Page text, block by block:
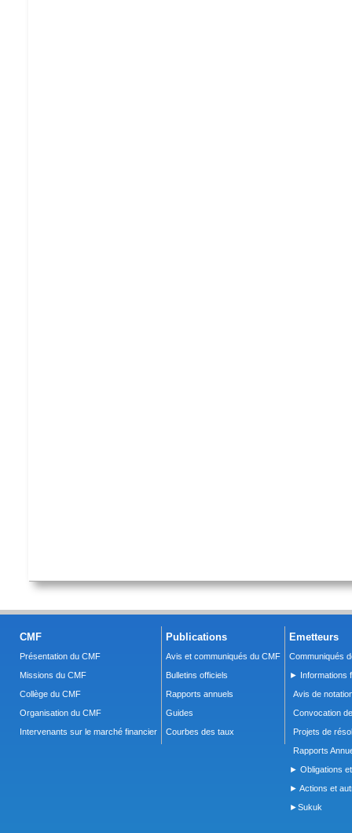
CMF
Présentation du CMF
Missions du CMF
Collège du CMF
Organisation du CMF
Intervenants sur le marché financier
Publications
Avis et communiqués du CMF
Bulletins officiels
Rapports annuels
Guides
Courbes des taux
Emetteurs
Communiqués
► Informations
Avis de
Convocation
Projets de
Rapports
► Obligations
► Actions et
►Sukuk